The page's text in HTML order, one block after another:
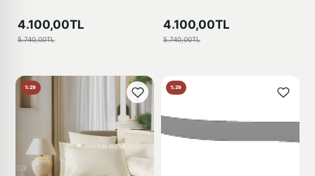
4.100,00TL
5.740,00TL
4.100,00TL
5.740,00TL
%29 %29